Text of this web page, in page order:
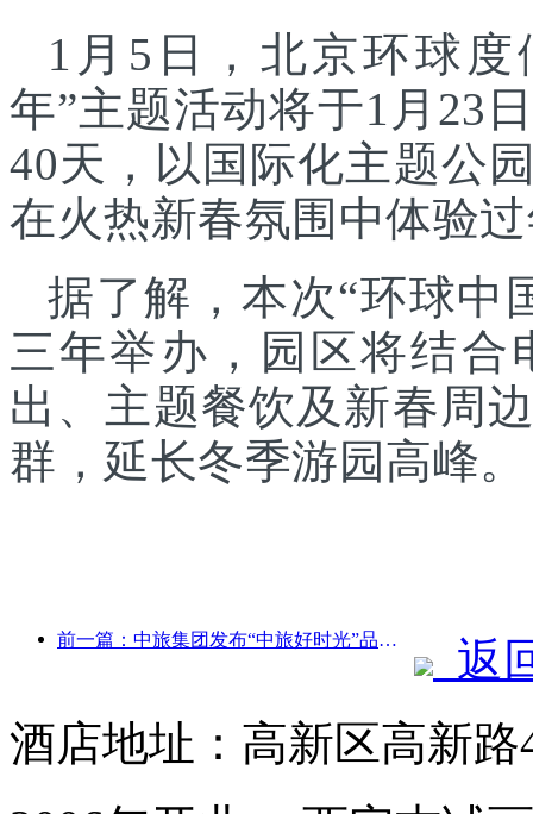
1月5日，北京环球度
年”主题活动将于1月23
40天，以国际化主题公
在火热新春氛围中体验
据了解，本次“环球中
三年举办，园区将结合
出、主题餐饮及新春周
群，延长冬季游园高峰。
前一篇：中旅集团发布“中旅好时光”品牌，布局银发旅游市场
返
酒店地址：高新区高新路